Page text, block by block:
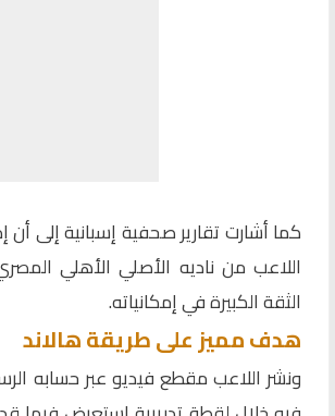
كما أشارت تقارير صحفية إسبانية إلى
اللاعب من ناديه الأصلي الأهلي
الثقة الكبيرة في إمكانياته.
هدف مميز على طريقة هالاند
ونشر اللاعب مقطع فيديو عبر حسابه